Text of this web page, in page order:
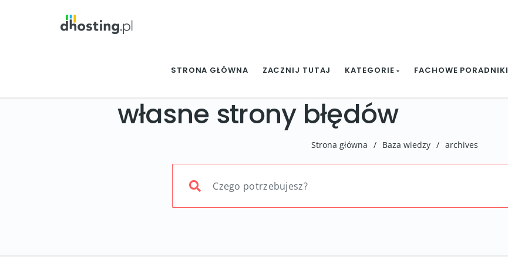
STRONA GŁÓWNA ZACZNIJ TUTAJ KATEGORIE FACHOWE PORADNIKI
własne strony błędów
Strona główna / Baza wiedzy / archives